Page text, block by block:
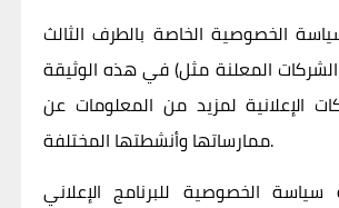
الخصوصية الخاصة بالطرف الثالث
الإعلانية لمزيد من المعلومات عن
ممارساتها وأنشطتها المختلفة.